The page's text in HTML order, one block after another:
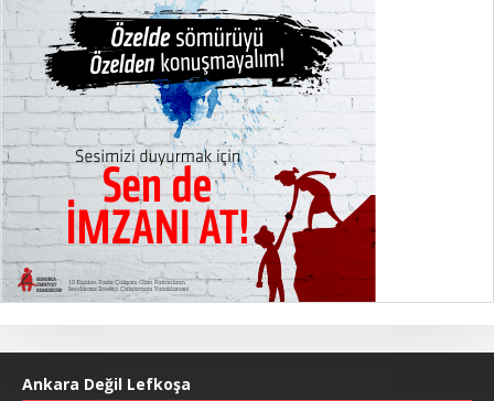
Ankara Değil Lefkoşa